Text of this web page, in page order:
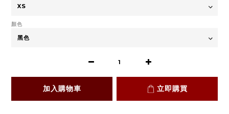
顏色
加入購物車 立即購買